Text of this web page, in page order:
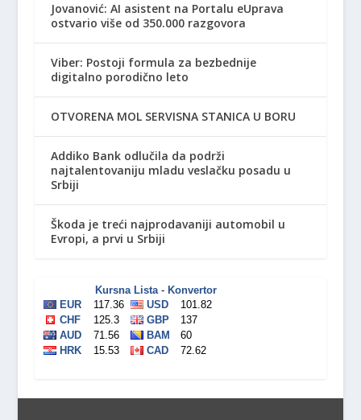
Jovanović: AI asistent na Portalu eUprava
ostvario više od 350.000 razgovora
Viber: Postoji formula za bezbednije
digitalno porodično leto
OTVORENA MOL SERVISNA STANICA U BORU
Addiko Bank odlučila da podrži
najtalentovaniju mladu veslačku posadu u
Srbiji
Škoda je treći najprodavaniji automobil u
Evropi, a prvi u Srbiji